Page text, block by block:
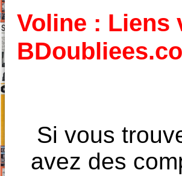
Voline : Liens
Si vous
avez des